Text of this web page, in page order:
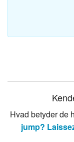
Hvad betyder de
jump?